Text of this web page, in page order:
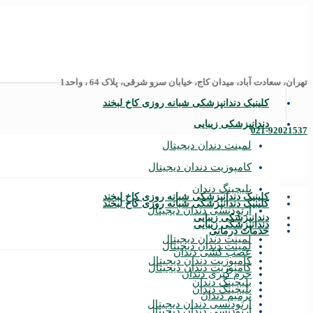
تهران، سعادت آباد، میدان کاج، خیابان سرو شرقی، پلاک 64 ، واحد1
021-92021537
کلینیک دندانپزشکی شبانه روزی کاخ لبخند
دندانپزشکی زیبایی
لمینت دندان دیجیتال
کامپوزیت دندان دیجیتال
بلیچینگ دندان
ارتودنسی دندان دیجیتال
خدمات درمانی
عصب‌ کشی دندان
جرم‌ گیری دندان
ترمیم دندان
کلینیک دندانپزشکی شبانه روزی کاخ لبخند
دندانپزشکی زیبایی
لمینت دندان دیجیتال
کامپوزیت دندان دیجیتال
بلیچینگ دندان
کلینیک دندانپزشکی شبانه روزی کاخ لبخند
دندانپزشکی زیبایی
لمینت دندان دیجیتال
کامپوزیت دندان دیجیتال
بلیچینگ دندان
ارتودنسی دندان دیجیتال